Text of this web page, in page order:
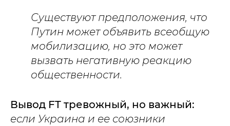
Существуют предположения, что
Путин может объявить всеобщую
мобилизацию, но это может
вызвать негативную реакцию
общественности.
Вывод FT тревожный, но важный:
если Украина и ее союзники